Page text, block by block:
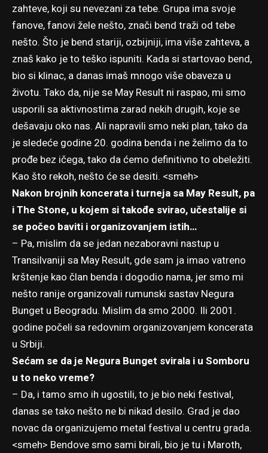
zahteve, koji su nevezani za tebe. Grupa ima svoje
fanove, fanovi žele nešto, znači bend traži od tebe
nešto. Što je bend stariji, ozbijniji, ima više zahteva, a
znaš kako je to teško ispuniti. Kada si startovao bend,
bio si klinac, a danas imaš mnogo više obaveza u
životu. Tako da, nije se May Result ni raspao, mi smo
usporili sa aktivnostima zarad nekih drugih, koje se
dešavaju oko nas. Ali napravili smo neki plan, tako da
je sledeće godine 20. godina benda i ne želimo da to
prođe bez ičega, tako da ćemo definitivno to obeležiti.
Kao što rekoh, nešto će se desiti. <smeh>
Nakon brojnih koncerata i turneja sa May Result, pa
i The Stone, u kojem si takođe svirao, učestalije si
se počeo baviti i organizovanjem istih…
– Pa, mislim da se jedan nezaboravni nastup u
Transilvaniji sa May Result, gde sam ja imao vatreno
krštenje kao član benda i dogodio nama, jer smo mi
nešto ranije organizovali rumunski sastav Negura
Bunget u Beogradu. Mislim da smo 2000. Ili 2001.
godine počeli sa redovnim organizovanjem koncerata
u Srbiji.
Sećam se da je Negura Bunget svirala i u Somboru
u to neko vreme?
– Da, i tamo smo ih ugostili, to je bio neki festival,
danas se tako nešto ne bi nikad desilo. Grad je dao
novac da organizujemo metal festival u centru grada.
<smeh> Bendove smo sami birali, bio je tu i Maroth,